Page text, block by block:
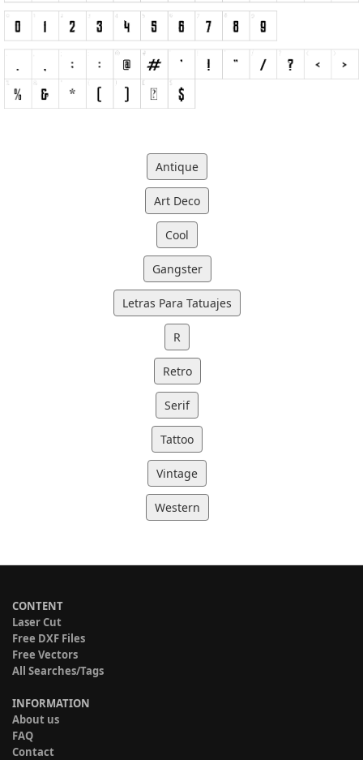
Antique
Art Deco
Cool
Gangster
Letras Para Tatuajes
R
Retro
Serif
Tattoo
Vintage
Western
CONTENT
Laser Cut
Free DXF Files
Free Vectors
All Searches/Tags
INFORMATION
About us
FAQ
Contact